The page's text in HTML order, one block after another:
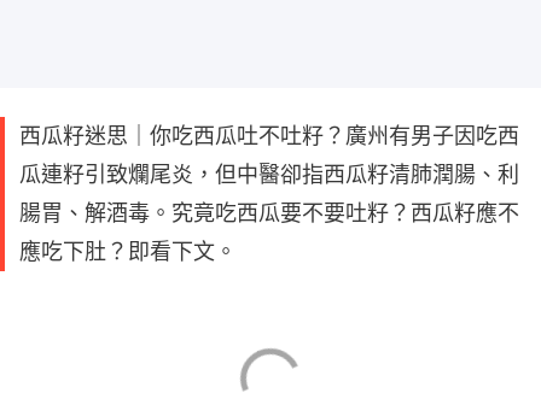
西瓜籽迷思｜你吃西瓜吐不吐籽？廣州有男子因吃西
瓜連籽引致爛尾炎，但中醫卻指西瓜籽清肺潤腸、利
腸胃、解酒毒。究竟吃西瓜要不要吐籽？西瓜籽應不
應吃下肚？即看下文。